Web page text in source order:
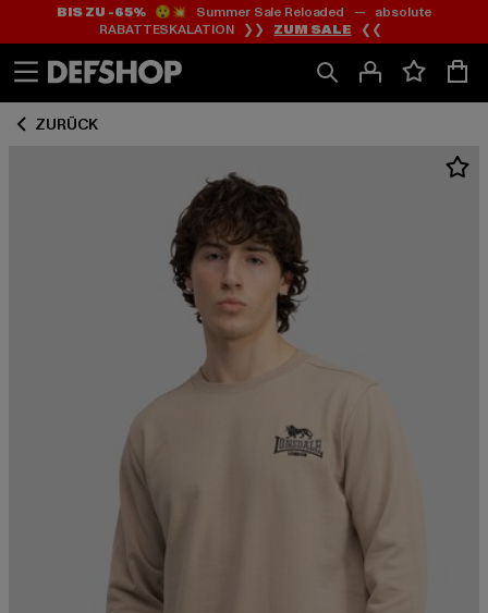
Zum
Inhalt
springen
Zum
Fußzeile
springen
BIS ZU -65%😲💥 Summer Sale Reloaded — absolute
RABATTESKALATION ❯❯ ZUM SALE ❮❮
ZURÜCK